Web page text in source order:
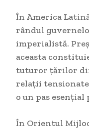
În America
rândul
imperialistă.
aceasta
tuturor țărilor din
relații
o un pas
În Orientul